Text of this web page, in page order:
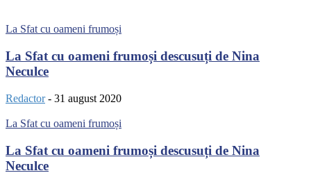
La Sfat cu oameni frumoși
La Sfat cu oameni frumoși descusuți de Nina
Neculce
Redactor - 31 august 2020
La Sfat cu oameni frumoși
La Sfat cu oameni frumoși descusuți de Nina
Neculce